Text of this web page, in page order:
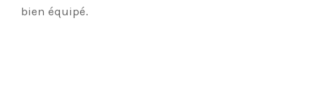
bien équipé.